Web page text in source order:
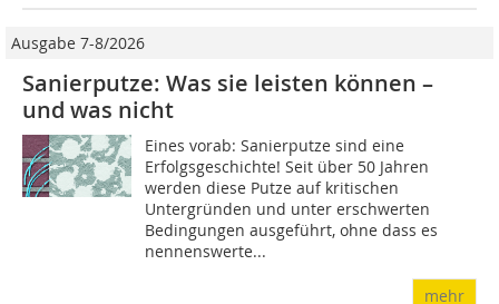
Ausgabe 7-8/2026
Sanierputze: Was sie leisten können –
und was nicht
Eines vorab: Sanierputze sind eine
Erfolgsgeschichte! Seit über 50 Jahren
werden diese Putze auf kritischen
Untergründen und unter erschwerten
Bedingungen ausgeführt, ohne dass es
nennenswerte...
mehr